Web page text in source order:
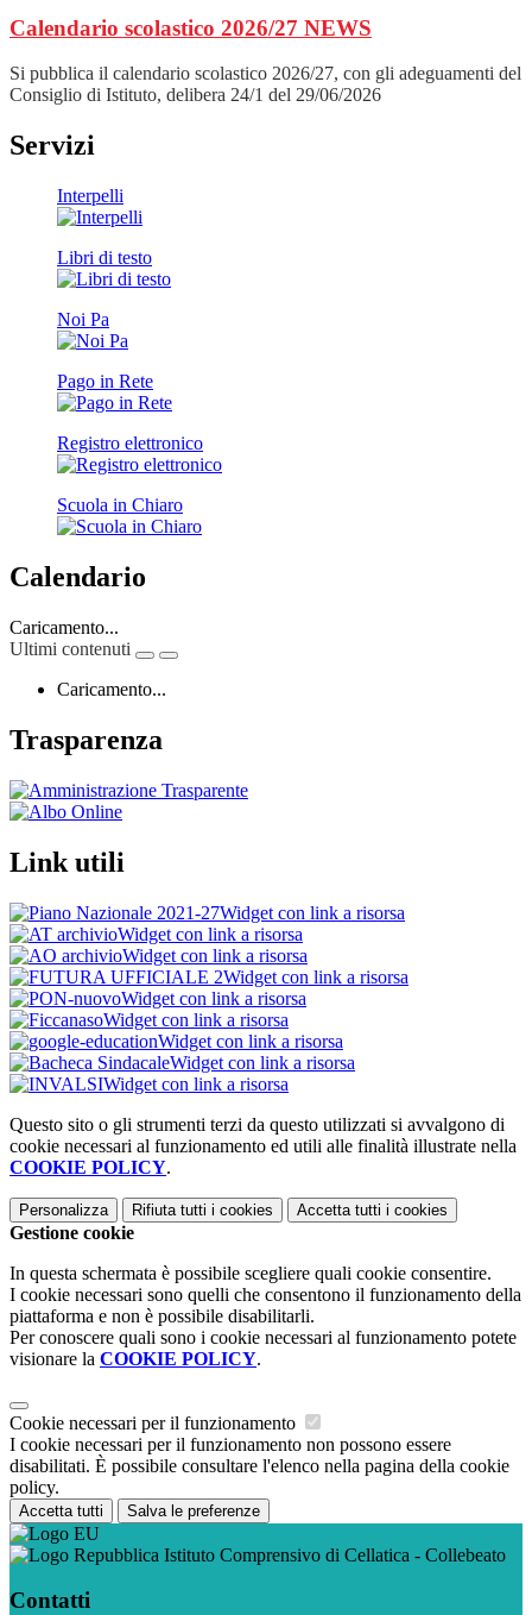
Calendario scolastico 2026/27 NEWS
Si pubblica il calendario scolastico 2026/27, con gli adeguamenti del
Consiglio di Istituto, delibera 24/1 del 29/06/2026
Servizi
Interpelli
Libri di testo
Noi Pa
Pago in Rete
Registro elettronico
Scuola in Chiaro
Calendario
Caricamento...
Ultimi contenuti
Caricamento...
Trasparenza
Link utili
Widget con link a risorsa
Widget con link a risorsa
Widget con link a risorsa
Widget con link a risorsa
Widget con link a risorsa
Widget con link a risorsa
Widget con link a risorsa
Widget con link a risorsa
Widget con link a risorsa
Questo sito o gli strumenti terzi da questo utilizzati si avvalgono di
cookie necessari al funzionamento ed utili alle finalità illustrate nella
COOKIE POLICY.
Personalizza Rifiuta tutti i cookies Accetta tutti i cookies
Gestione cookie
In questa schermata è possibile scegliere quali cookie consentire.
I cookie necessari sono quelli che consentono il funzionamento della
piattaforma e non è possibile disabilitarli.
Per conoscere quali sono i cookie necessari al funzionamento potete
visionare la COOKIE POLICY.
Cookie necessari per il funzionamento
I cookie necessari per il funzionamento non possono essere
disabilitati. È possibile consultare l'elenco nella pagina della cookie
policy.
Accetta tutti Salva le preferenze
Istituto Comprensivo di Cellatica - Collebeato
Contatti